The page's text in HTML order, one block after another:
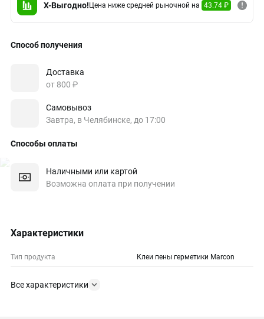
X-Выгодно! Цена ниже средней рыночной на 43.74 ₽
Способ получения
Доставка
от 800 ₽
Самовывоз
Завтра, в Челябинске, до 17:00
Способы оплаты
Наличными или картой
Возможна оплата при получении
Характеристики
Тип продукта Клеи пены герметики Marcon
Все характеристики